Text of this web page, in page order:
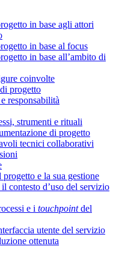
in base agli attori
in base al focus
in base all’ambito di
coinvolte
progetto
responsabilità
strumenti e rituali
di progetto
tecnici collaborativi
e la sua gestione
contesto d’uso del servizio
e i touchpointdel
utente del servizio
ottenuta